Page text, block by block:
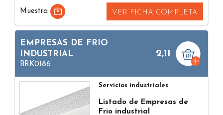
Muestra VER FICHA COMPLETA
EMPRESAS DE FRIO
INDUSTRIAL
BRK0186
2,11
Servicios industriales
Listado de Empresas de
Frio industrial